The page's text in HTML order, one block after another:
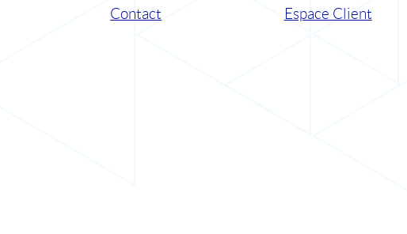
Contact Espace Client